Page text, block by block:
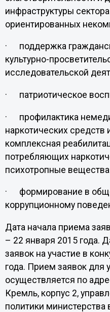
инфраструктуры
ориентированных
· поддержка
культурно-
исследовательской
· патриотическое
· профилактика
наркотических
комплексная
потребляющих
психотропные
· формирование в
коррупционному
Дата начала приема
– 22 января 2015 года.
заявок на участие в
года. Прием заявок для
осуществляется по
Кремль, корпус 2,
политики министерства